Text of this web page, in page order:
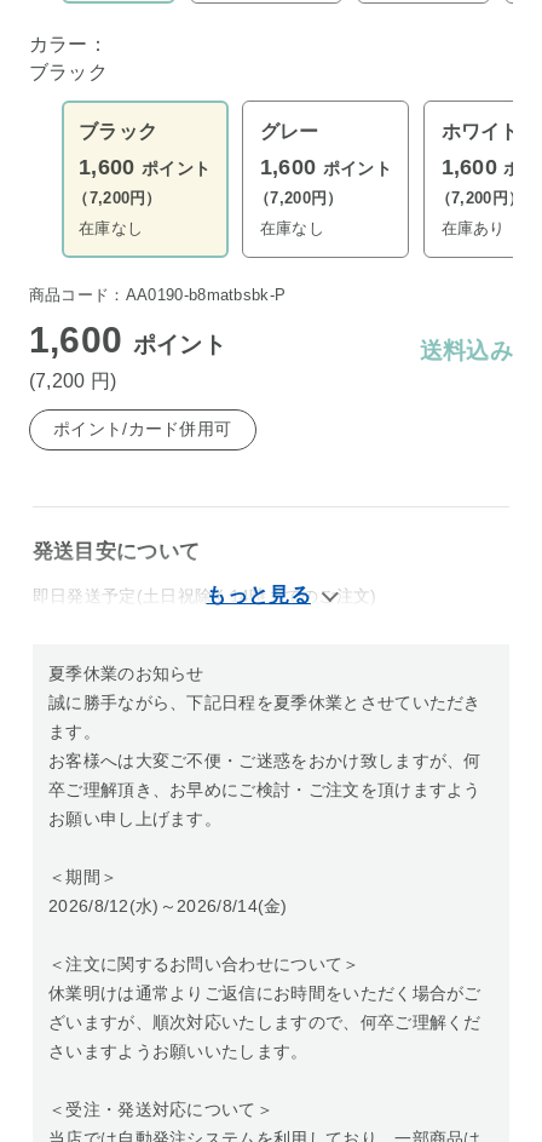
カラー：
ブラック
ブラック
1,600 ポイント
（7,200円）
在庫なし
グレー
1,600 ポイント
（7,200円）
在庫なし
ホワイト
1,600 ポ
（7,200円）
在庫あり
商品コード：AA0190-b8matbsbk-P
1,600 ポイント
(7,200 円)
送料込み
ポイント/カード併用可
発送目安について
即日発送予定(土日祝除く14時までのご注文)
夏季休業のお知らせ
誠に勝手ながら、下記日程を夏季休業とさせていただき
ます。
お客様へは大変ご不便・ご迷惑をおかけ致しますが、何
卒ご理解頂き、お早めにご検討・ご注文を頂けますよう
お願い申し上げます。
＜期間＞
2026/8/12(水)～2026/8/14(金)
＜注文に関するお問い合わせについて＞
休業明けは通常よりご返信にお時間をいただく場合がご
ざいますが、順次対応いたしますので、何卒ご理解くだ
さいますようお願いいたします。
＜受注・発送対応について＞